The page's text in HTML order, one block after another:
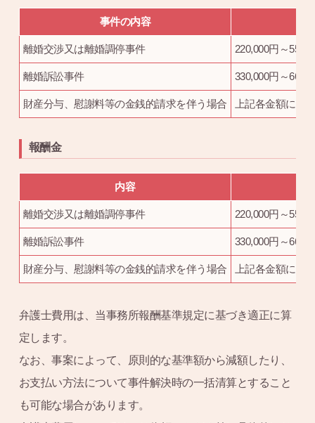
事件の内容
離婚交渉又は離婚調停事件 220,000円～
離婚訴訟事件 330,000円～
財産分与、慰謝料等の金銭的請求を伴う場合 上記各金額に、
報酬金
内容
離婚交渉又は離婚調停事件 220,000円～
離婚訴訟事件 330,000円～
財産分与、慰謝料等の金銭的請求を伴う場合 上記各金額に、
弁護士費用は、当事務所報酬基準規定に基づき適正に算
定します。
なお、事案によって、原則的な基準額から減額したり、
お支払い方法について事件解決時の一括清算とすること
も可能な場合があります。